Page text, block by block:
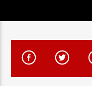
TITRE
ARTISTE